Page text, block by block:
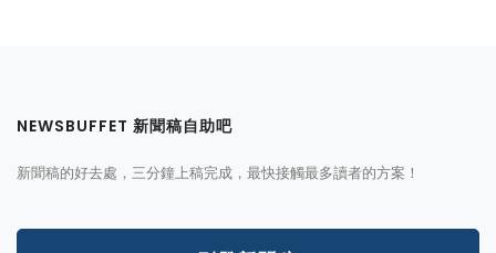
NEWSBUFFET 新聞稿自助吧
新聞稿的好去處，三分鐘上稿完成，最快接觸最多讀者的方案！